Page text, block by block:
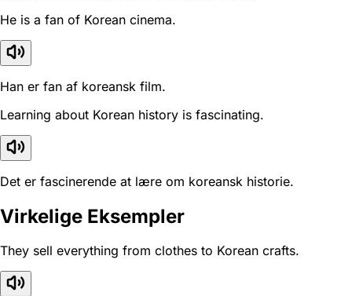
He is a fan of Korean cinema.
Han er fan af koreansk film.
Learning about Korean history is fascinating.
Det er fascinerende at lære om koreansk historie.
Virkelige Eksempler
They sell everything from clothes to Korean crafts.